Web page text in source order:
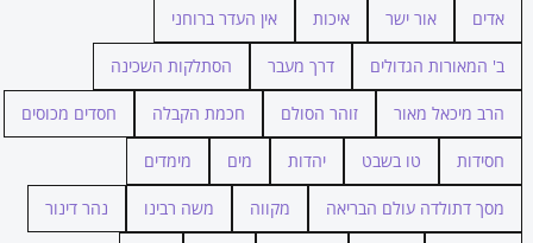
אדים אור ישר איכות אין העדר ברוחני
ב' המאורות הגדולים דרך מעבר הסתלקות השכינה
הרב מיכאל מאור זוהר הסולם חכמת הקבלה חסדים מכוסים
חסידות טו בשבט יהדות מים מימדים
מסך דתולדה עולם הבריאה מקווה משה רבינו נהר דינור